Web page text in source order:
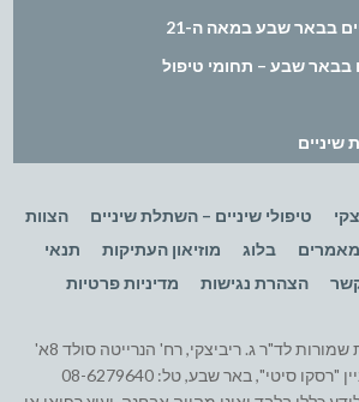
בבאר שבע במאה ה-21
בבאר שבע – תחומי טיפול
שיניים
טיפולי שיניים – השתלת שיניים
הצוות
מאמרים בלוג מוזיאון העתיקות
תנאי
הצהרת נגישות מדיניות פרטיות
© 2013 כל הזכויות שמורות לד"ר ג. ריביצקי, רח' הנרייטה סולד 8א'